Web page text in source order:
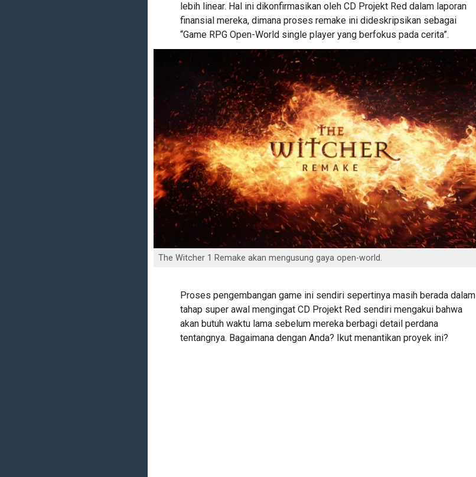
lebih linear. Hal ini dikonfirmasikan oleh CD Projekt Red dalam laporan
finansial mereka, dimana proses remake ini dideskripsikan sebagai
“Game RPG Open-World single player yang berfokus pada cerita”.
The Witcher 1 Remake akan mengusung gaya open-world.
Proses pengembangan game ini sendiri sepertinya masih berada dalam
tahap super awal mengingat CD Projekt Red sendiri mengakui bahwa
akan butuh waktu lama sebelum mereka berbagi detail perdana
tentangnya. Bagaimana dengan Anda? Ikut menantikan proyek ini?